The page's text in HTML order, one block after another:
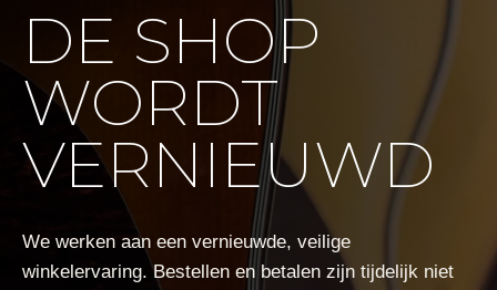
DE SHOP
WORDT
VERNIEUWD
We werken aan een vernieuwde, veilige
winkelervaring. Bestellen en betalen zijn tijdelijk niet